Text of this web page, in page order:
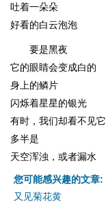
吐着一朵朵
好看的白云泡泡
要是黑夜
它的眼睛会变成白的
身上的鳞片
闪烁着星星的银光
有时，我们却看不见它
多半是
天空浑浊，或者漏水
您可能感兴趣的文章:
又见菊花黄